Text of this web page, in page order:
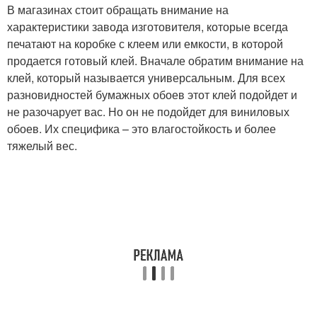
В магазинах стоит обращать внимание на
характеристики завода изготовителя, которые всегда
печатают на коробке с клеем или емкости, в которой
продается готовый клей. Вначале обратим внимание на
клей, который называется универсальным. Для всех
разновидностей бумажных обоев этот клей подойдет и
не разочарует вас. Но он не подойдет для виниловых
обоев. Их специфика – это влагостойкость и более
тяжелый вес.